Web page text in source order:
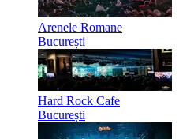
Arenele Romane
București
Hard Rock Cafe
București